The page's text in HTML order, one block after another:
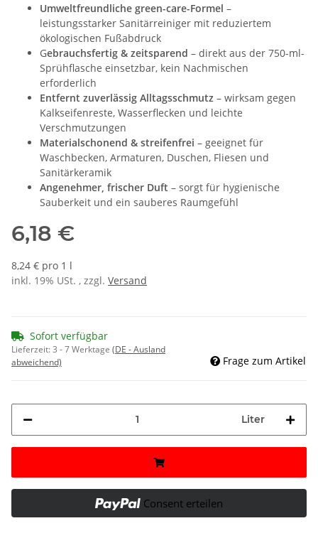
Umweltfreundliche green-care-Formel –
leistungsstarker Sanitärreiniger mit reduziertem
ökologischen Fußabdruck
Gebrauchsfertig & zeitsparend – direkt aus der 750-ml-
Sprühflasche einsetzbar, kein Nachmischen
erforderlich
Entfernt zuverlässig Alltagsschmutz – wirksam gegen
Kalkseifenreste, Wasserflecken und leichte
Verschmutzungen
Materialschonend & streifenfrei – geeignet für
Waschbecken, Armaturen, Duschen, Fliesen und
Sanitärkeramik
Angenehmer, frischer Duft – sorgt für hygienische
Sauberkeit und ein sauberes Raumgefühl
6,18 €
8,24 € pro 1 l
inkl. 19% USt. , zzgl. Versand
Sofort verfügbar
Lieferzeit:3 - 7 Werktage (DE - Ausland
abweichend)
Frage zum Artikel
Liter
Consent erteilen